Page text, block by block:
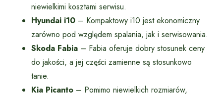
niewielkimi kosztami serwisu.
Hyundai i10 – Kompaktowy i10 jest ekonomiczny
zarówno pod względem spalania, jak i serwisowania.
Skoda Fabia – Fabia oferuje dobry stosunek ceny
do jakości, a jej części zamienne są stosunkowo
tanie.
Kia Picanto – Pomimo niewielkich rozmiarów,